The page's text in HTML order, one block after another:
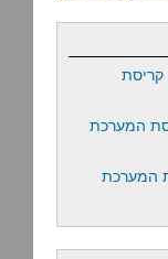
קריסת
המערכת
המערכת